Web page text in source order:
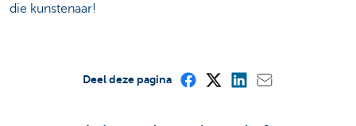
die kunstenaar!
Deel deze pagina